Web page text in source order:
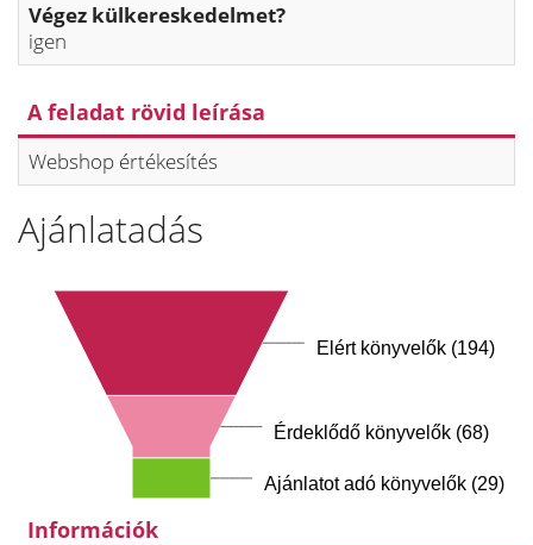
Végez külkereskedelmet?
igen
A feladat rövid leírása
Webshop értékesítés
Ajánlatadás
Elért könyvelők (194)
Érdeklődő könyvelők (68)
Ajánlatot adó könyvelők (29)
Információk